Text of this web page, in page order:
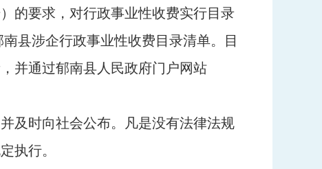
的要求，对行政事业性收费实行目录
县涉企行政事业性收费目录清单。目
并通过郁南县人民政府门户网站
及时向社会公布。凡是没有法律法规
执行。